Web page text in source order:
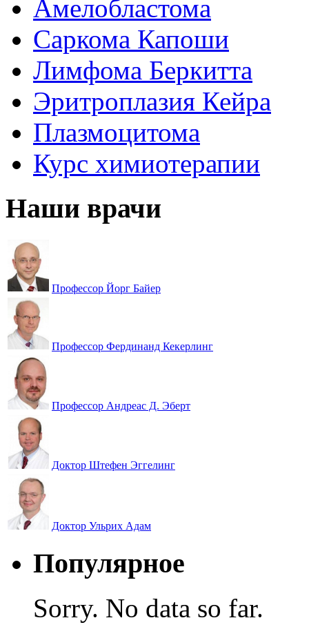
Амелобластома
Саркома Капоши
Лимфома Беркитта
Эритроплазия Кейра
Плазмоцитома
Курс химиотерапии
Наши врачи
Профессор Йорг Байер
Профессор Фердинанд Кекерлинг
Профессор Андреас Д. Эберт
Доктор Штефен Эггелинг
Доктор Ульрих Адам
Популярное
Sorry. No data so far.